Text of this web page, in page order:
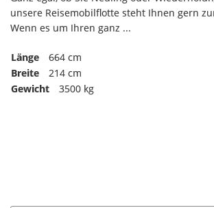
unsere Reisemobilflotte steht Ihnen gern
Wenn es um Ihren ganz ...
Länge
664 cm
Breite
214 cm
Gewicht
3500 kg